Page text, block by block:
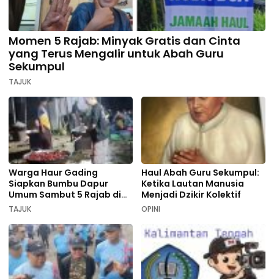
Momen 5 Rajab: Minyak Gratis dan Cinta
yang Terus Mengalir untuk Abah Guru
Sekumpul
TAJUK
Warga Haur Gading
Siapkan Bumbu Dapur
Umum Sambut 5 Rajab di
Sekumpul
TAJUK
Haul Abah Guru Sekumpul:
Ketika Lautan Manusia
Menjadi Dzikir Kolektif
OPINI